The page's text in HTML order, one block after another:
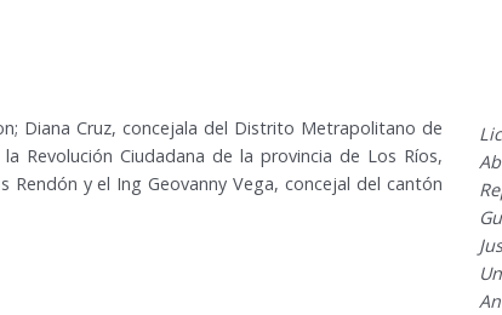
Diana Cruz, concejala del Distrito Metrapolitano de
Revolución Ciudadana de la provincia de Los Ríos,
Rendón y el Ing Geovanny Vega, concejal del cantón